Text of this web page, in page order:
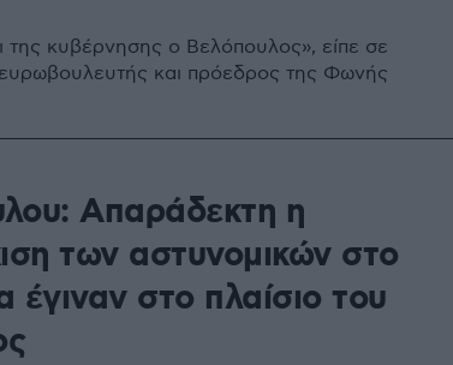
της κυβέρνησης ο Βελόπουλος», είπε σε
και πρόεδρος της Φωνής
Απαράδεκτη η
των αστυνομικών στο
έγιναν στο πλαίσιο του